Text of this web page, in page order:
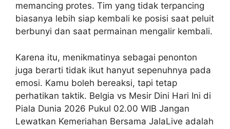
memancing protes. Tim yang tidak terpancing
biasanya lebih siap kembali ke posisi saat peluit
berbunyi dan saat permainan mengalir kembali.
Karena itu, menikmatinya sebagai penonton
juga berarti tidak ikut hanyut sepenuhnya pada
emosi. Kamu boleh bereaksi, tapi tetap
perhatikan taktik. Belgia vs Mesir Dini Hari Ini di
Piala Dunia 2026 Pukul 02.00 WIB Jangan
Lewatkan Kemeriahan Bersama JalaLive adalah